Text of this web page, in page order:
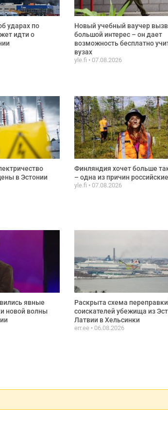
ударах по
идти о
Новый учебный ваучер
большой интерес – он дает
возможность бесплатно
вузах
yle.fi 07.08.2026
в Эстонии
Финляндия хочет больше
– одна из причин
yle.fi 07.08.2026
явные
новой волны
Раскрыта схема
соискателей убежища из
Латвии в Хельсинки
err.ee 06.08.2026